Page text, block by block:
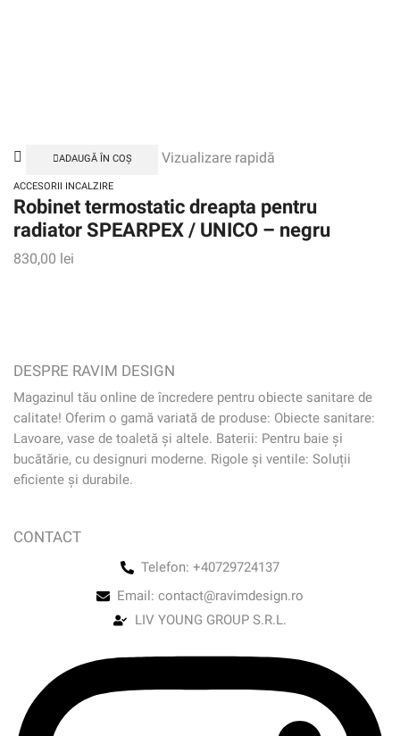
ADAUGĂ ÎN COȘ Vizualizare rapidă
ACCESORII INCALZIRE
Robinet termostatic dreapta pentru
radiator SPEARPEX / UNICO – negru
830,00 lei
DESPRE RAVIM DESIGN
Magazinul tău online de încredere pentru obiecte sanitare de
calitate! Oferim o gamă variată de produse: Obiecte sanitare:
Lavoare, vase de toaletă și altele. Baterii: Pentru baie și
bucătărie, cu designuri moderne. Rigole și ventile: Soluții
eficiente și durabile.
CONTACT
Telefon: +40729724137
Email: contact@ravimdesign.ro
LIV YOUNG GROUP S.R.L.